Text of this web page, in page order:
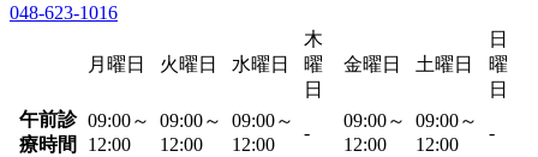
048-623-1016
月曜日 火曜日 水曜日
木
曜
日
金曜日 土曜日
日
曜
日
午前診
療時間
09:00～
12:00
09:00～
12:00
09:00～
12:00
-
09:00～
12:00
09:00～
12:00
-